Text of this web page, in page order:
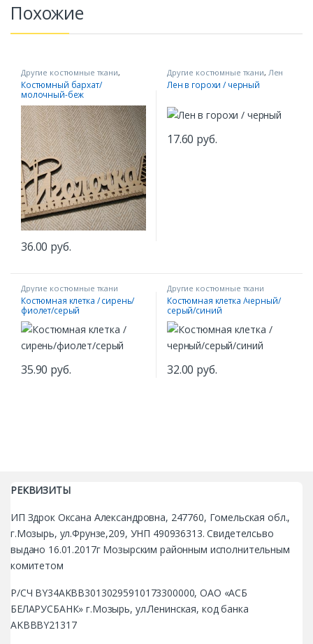
Похожие
Другие костюмные ткани,
Итальянские ткани
Костюмный бархат/
молочный-беж
36.00 руб.
Другие костюмные ткани, Лен
Лен в горохи / черный
17.60 руб.
Другие костюмные ткани
Костюмная клетка / сирень/
фиолет/серый
35.90 руб.
Другие костюмные ткани
Костюмная клетка /черный/
серый/синий
32.00 руб.
РЕКВИЗИТЫ
ИП Здрок Оксана Александровна, 247760, Гомельская обл.,
г.Мозырь, ул.Фрунзе,209, УНП 490936313. Свидетелсьво
выдано 16.01.2017г Мозырским районным исполнительным
комитетом
Р/СЧ BY34AKBB30130295910173300000, ОАО «АСБ
БЕЛАРУСБАНК» г.Мозырь, ул.Ленинская, код банка
AKBBBY21317